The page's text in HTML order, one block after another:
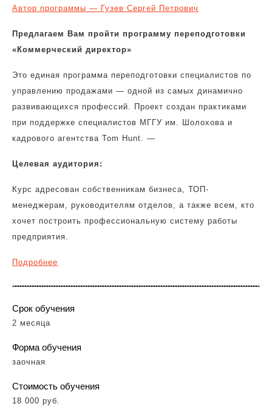
Автор программы — Гузев Сергей Петрович
Предлагаем Вам пройти программу переподготовки
«Коммерческий директор»
Это единая программа переподготовки специалистов по
управлению продажами — одной из самых динамично
развивающихся профессий. Проект создан практиками
при поддержке специалистов МГГУ им. Шолохова и
кадрового агентства Tom Hunt. —
Целевая аудитория :
Курс адресован собственникам бизнеса, ТОП-
менеджерам, руководителям отделов, а также всем, кто
хочет построить профессиональную систему работы
предприятия.
Подробнее
Срок обучения
2 месяца
Форма обучения
заочная
Стоимость обучения
18 000 руб.